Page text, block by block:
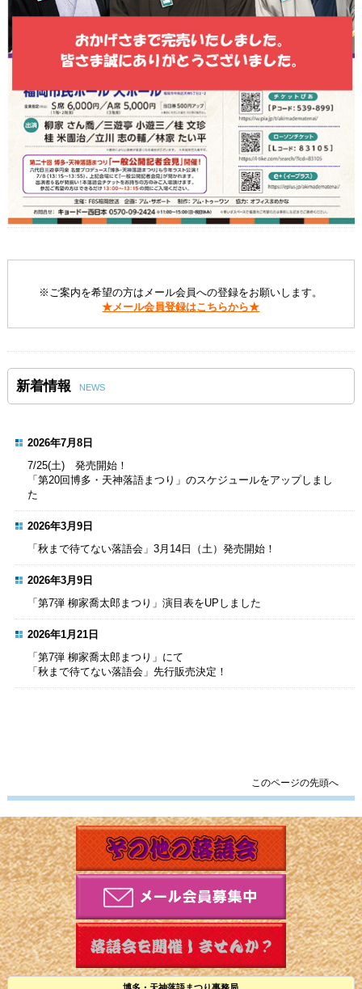
※ご案内を希望の方はメール会員への登録をお願いします。
★メール会員登録はこちらから★
新着情報 NEWS
2026年7月8日
7/25(土) 発売開始！
「第20回博多・天神落語まつり」のスケジュールをアップしまし
た
2026年3月9日
「秋まで待てない落語会」3月14日（土）発売開始！
2026年3月9日
「第7弾 柳家喬太郎まつり」演目表をUPしました
2026年1月21日
「第7弾 柳家喬太郎まつり」にて
「秋まで待てない落語会」先行販売決定！
このページの先頭へ